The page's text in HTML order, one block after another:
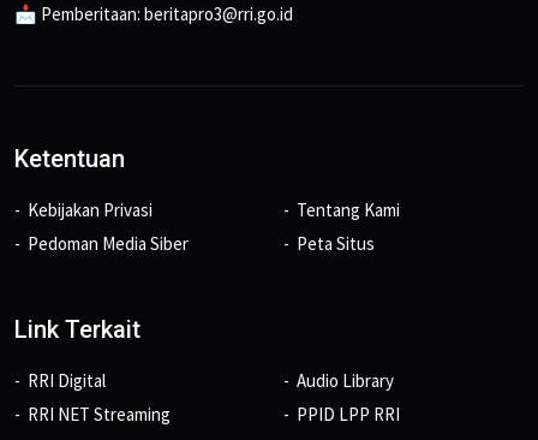
📩 Pemberitaan: beritapro3@rri.go.id
Ketentuan
Kebijakan Privasi
Pedoman Media Siber
Tentang Kami
Peta Situs
Link Terkait
RRI Digital
RRI NET Streaming
Audio Library
PPID LPP RRI